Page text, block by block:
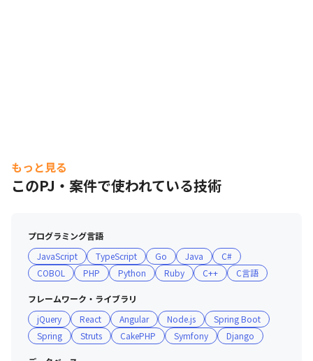
もっと見る
このPJ・案件で使われている技術
プログラミング言語
JavaScript
TypeScript Go Java
C#
COBOL
PHP Python Ruby C++ C言語
フレームワーク・ライブラリ
jQuery
React Angular Node.js
Spring Boot
Spring
Struts CakePHP Symfony Django